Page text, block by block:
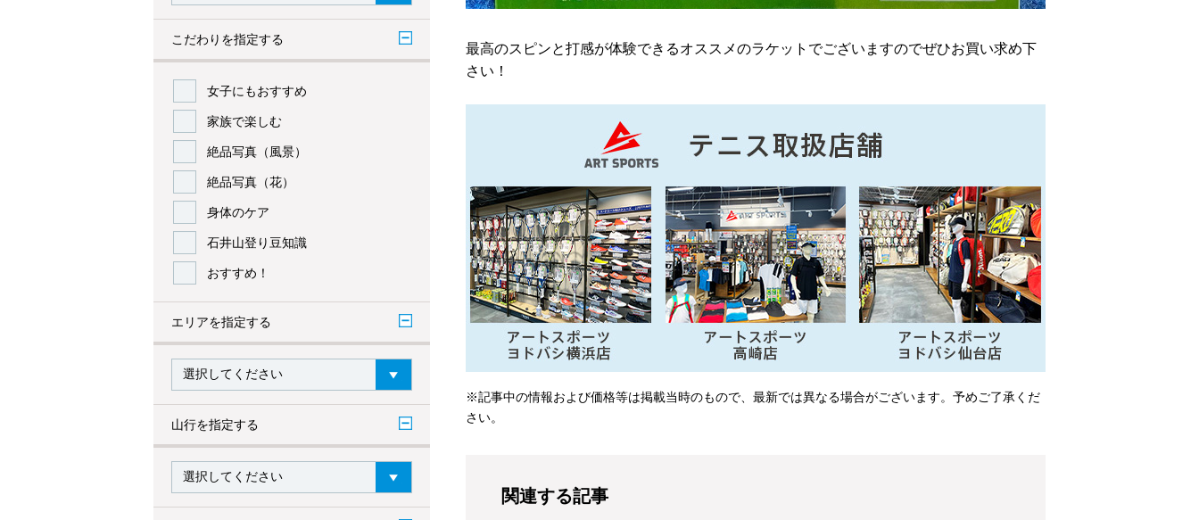
こだわりを指定する
女子にもおすすめ
家族で楽しむ
絶品写真（風景）
絶品写真（花）
身体のケア
石井山登り豆知識
おすすめ！
エリアを指定する
山行を指定する
最高のスピンと打感が体験できるオススメのラケットでございますのでぜひお買い求め下
さい！
※記事中の情報および価格等は掲載当時のもので、最新では異なる場合がございます。予めご了承くだ
さい。
関連する記事